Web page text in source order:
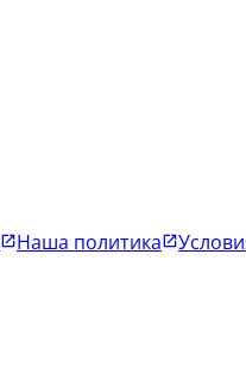
Наша политика